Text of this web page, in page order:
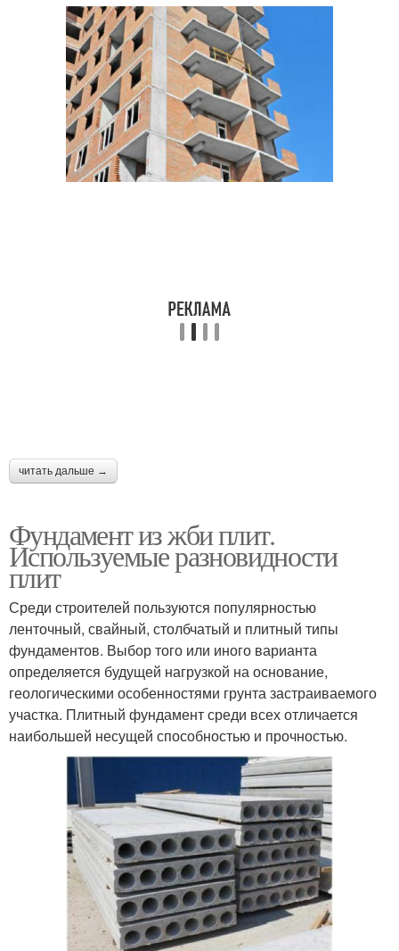
читать дальше →
Фундамент из жби плит.
Используемые разновидности
плит
Среди строителей пользуются популярностью
ленточный, свайный, столбчатый и плитный типы
фундаментов. Выбор того или иного варианта
определяется будущей нагрузкой на основание,
геологическими особенностями грунта застраиваемого
участка. Плитный фундамент среди всех отличается
наибольшей несущей способностью и прочностью.